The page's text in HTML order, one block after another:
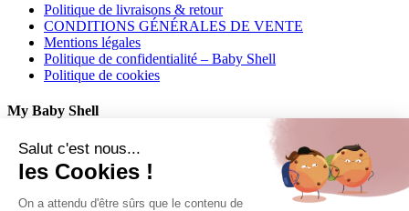
Politique de livraisons & retour
CONDITIONS GÉNÉRALES DE VENTE
Mentions légales
Politique de confidentialité – Baby Shell
Politique de cookies
My Baby Shell
Mon compte
Mes commandes
Mes adresses
Salut c'est nous...
les Cookies !
On a attendu d'être sûrs que le contenu de